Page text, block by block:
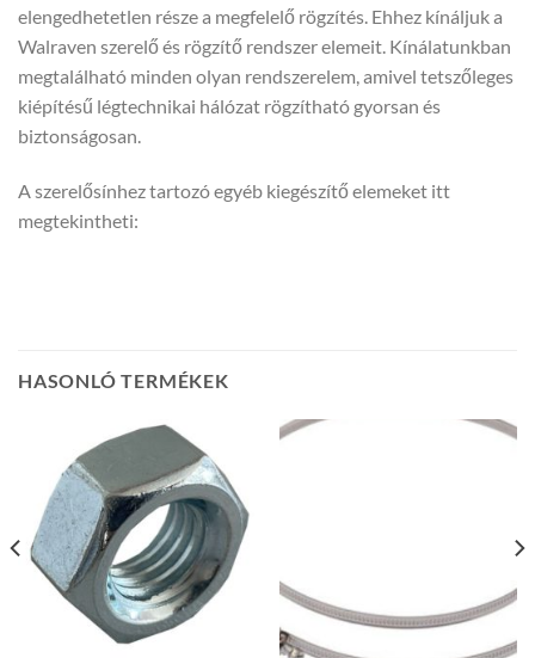
elengedhetetlen része a megfelelő rögzítés. Ehhez kínáljuk a
Walraven szerelő és rögzítő rendszer elemeit. Kínálatunkban
megtalálható minden olyan rendszerelem, amivel tetszőleges
kiépítésű légtechnikai hálózat rögzítható gyorsan és
biztonságosan.
A szerelősínhez tartozó egyéb kiegészítő elemeket itt
megtekintheti:
HASONLÓ TERMÉKEK